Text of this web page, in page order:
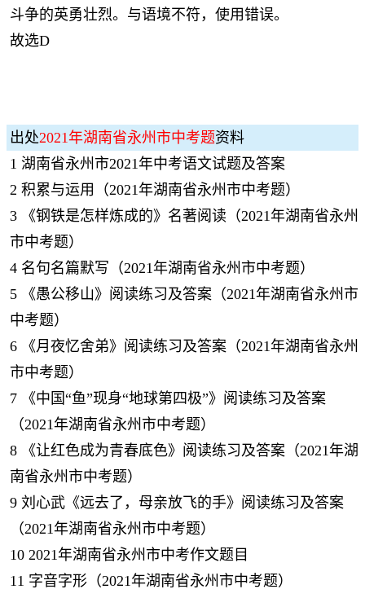
斗争的英勇壮烈。与语境不符，使用错误。
故选D
出处2021年湖南省永州市中考题资料
1 湖南省永州市2021年中考语文试题及答案
2 积累与运用（2021年湖南省永州市中考题）
3
《钢铁是怎样炼成的》名著阅读（2021年湖南省永州
市中考题）
4 名句名篇默写（2021年湖南省永州市中考题）
5
《愚公移山》阅读练习及答案（2021年湖南省永州市
中考题）
6
《月夜忆舍弟》阅读练习及答案（2021年湖南省永州
市中考题）
7
《中国“鱼”现身“地球第四极”》阅读练习及答案
（2021年湖南省永州市中考题）
8
《让红色成为青春底色》阅读练习及答案（2021年湖
南省永州市中考题）
9 刘心武《远去了，母亲放飞的手》阅读练习及答案
（2021年湖南省永州市中考题）
10 2021年湖南省永州市中考作文题目
11 字音字形（2021年湖南省永州市中考题）